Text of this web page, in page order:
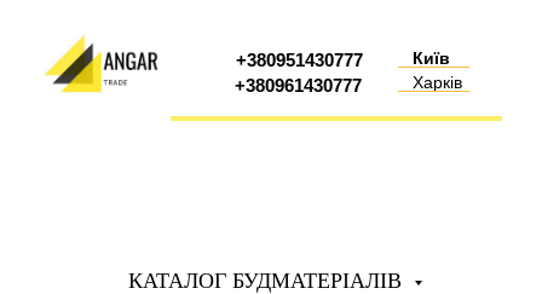
+380961430777
+380951430777
Київ
Харків
КАТАЛОГ БУДМАТЕРІАЛІВ